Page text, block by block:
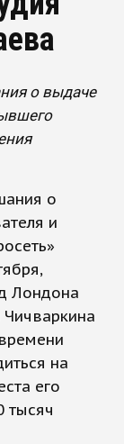
о выдаче
о
и
Лондона
Чичваркина
на
его
тысяч